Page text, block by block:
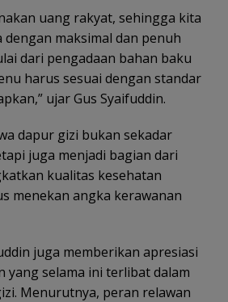
uang rakyat, sehingga kita
maksimal dan penuh
dari pengadaan bahan baku
harus sesuai dengan standar
ujar Gus Syaifuddin.
dapur gizi bukan sekadar
juga menjadi bagian dari
kualitas kesehatan
menekan angka kerawanan
juga memberikan apresiasi
yang selama ini terlibat dalam
Menurutnya, peran relawan